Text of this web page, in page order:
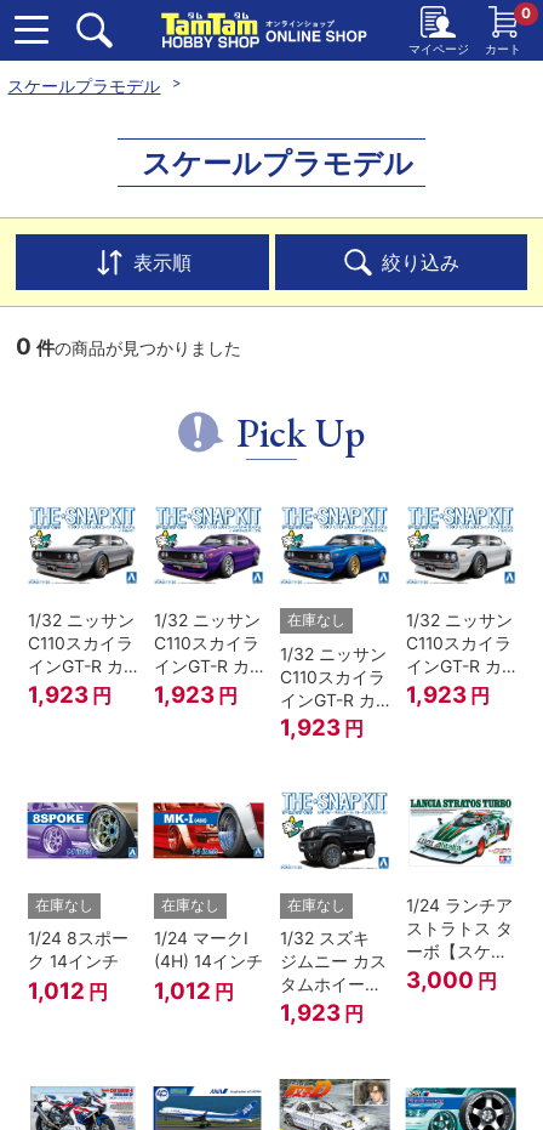
マイページ カート
0
スケールプラモデル
スケールプラモデル
表示順 絞り込み
0 件の商品が見つかりました
Pick Up
1/32 ニッサン
C110スカイラ
インGT-R カ
スタム(シルバ
ー)
1,923 円
1/32 ニッサン
C110スカイラ
インGT-R カ
スタム(メタリ
ックパープル)
1,923 円
在庫なし
1/32 ニッサン
C110スカイラ
インGT-R カ
スタム(メタリ
ックブルー)
1,923 円
1/32 ニッサン
C110スカイラ
インGT-R カ
スタム(ホワイ
ト)
1,923 円
在庫なし
1/24 8スポー
ク 14インチ
1,012 円
在庫なし
1/24 マークI
(4H) 14インチ
1,012 円
在庫なし
1/32 スズキ
ジムニー カス
タムホイール
(ブルーイッシ
ュブラックパ
1,923 円
1/24 ランチア
ストラトス タ
ーボ【スケー
ルモデル限
定】
3,000 円